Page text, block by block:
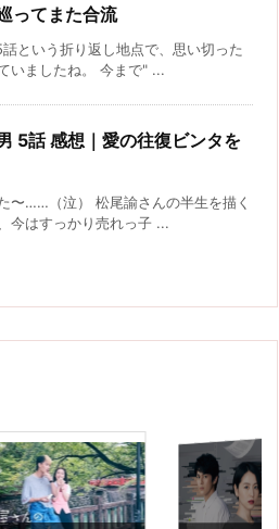
ってまた合流
という折り返し地点で、思い切った
いましたね。 今まで" ...
5話 感想｜愛の往復ビンタを
〜……（泣） 松尾諭さんの半生を描く
今はすっかり売れっ子 ...